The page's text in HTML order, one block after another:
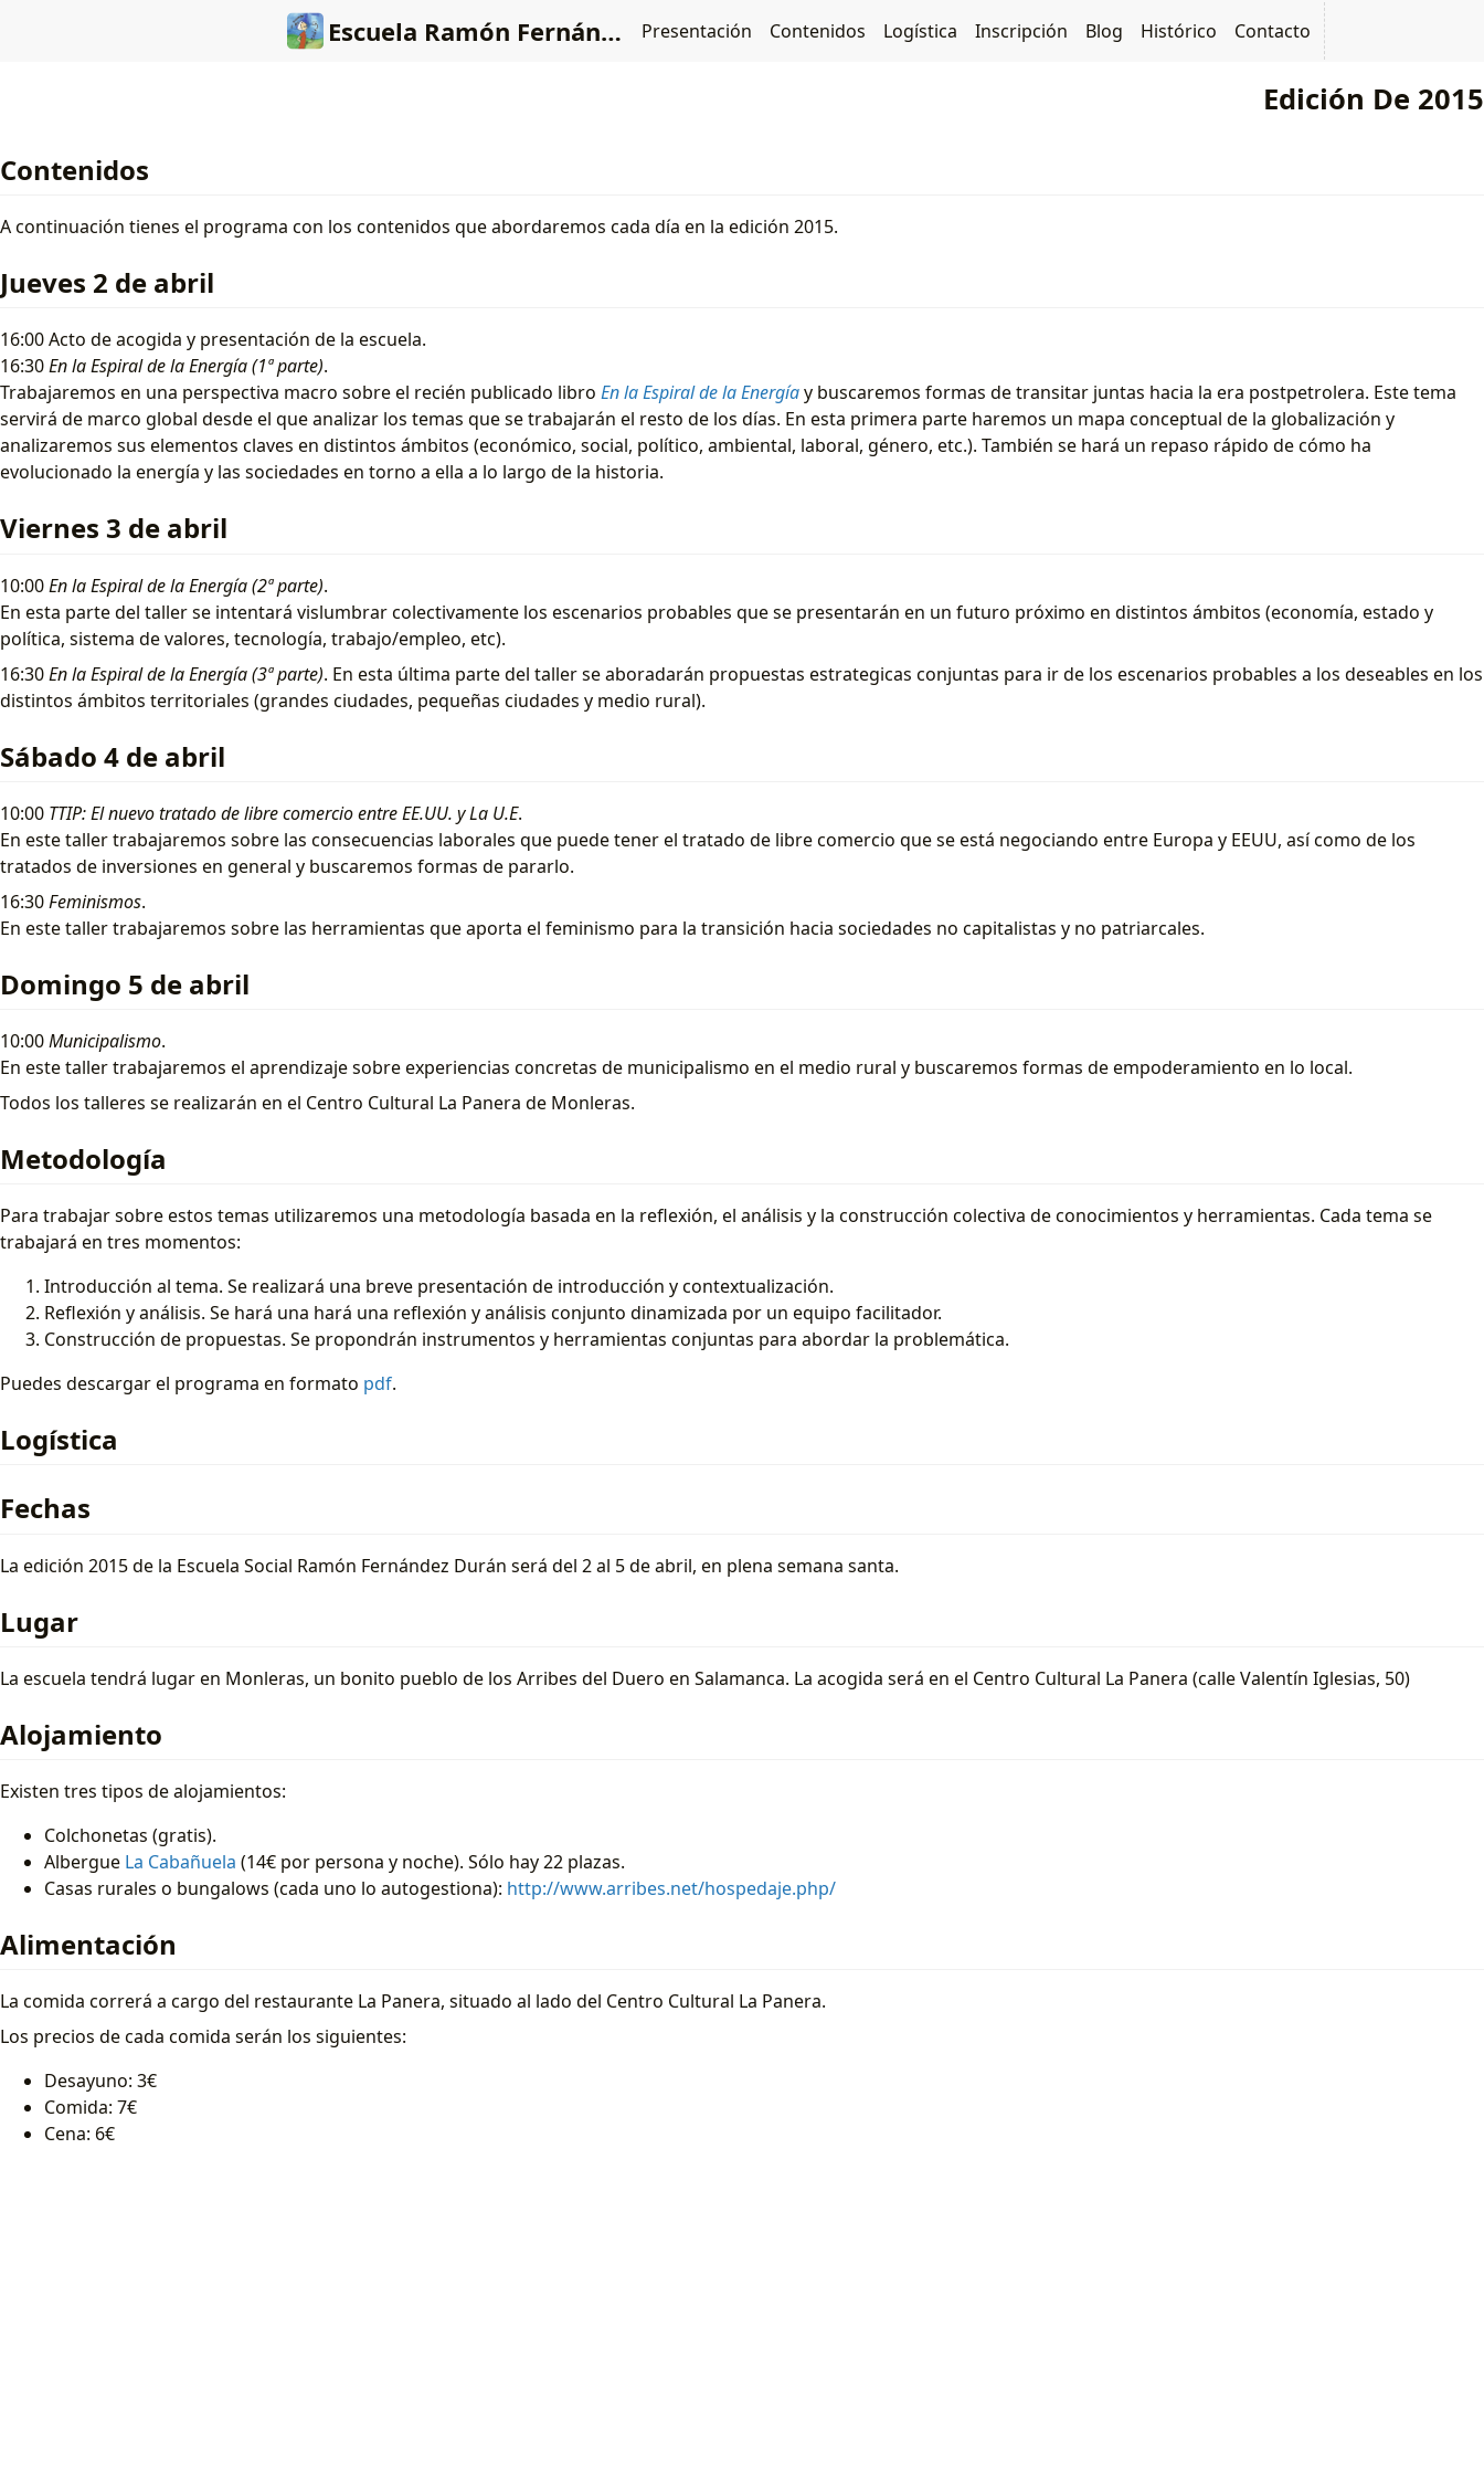
Escuela Ramón Fernández Durán Presentación Contenidos Logística Inscripción Blog Histórico Contacto
Edición De 2015
Contenidos
A continuación tienes el programa con los contenidos que abordaremos cada día en la edición 2015.
Jueves 2 de abril
16:00 Acto de acogida y presentación de la escuela.
16:30En la Espiral de la Energía (1ª parte).
Trabajaremos en una perspectiva macro sobre el recién publicado libro En la Espiral de la Energíay buscaremos formas de transitar juntas hacia la era postpetrolera. Este tema
servirá de marco global desde el que analizar los temas que se trabajarán el resto de los días. En esta primera parte haremos un mapa conceptual de la globalización y
analizaremos sus elementos claves en distintos ámbitos (económico, social, político, ambiental, laboral, género, etc.). También se hará un repaso rápido de cómo ha
evolucionado la energía y las sociedades en torno a ella a lo largo de la historia.
Viernes 3 de abril
10:00En la Espiral de la Energía (2ª parte).
En esta parte del taller se intentará vislumbrar colectivamente los escenarios probables que se presentarán en un futuro próximo en distintos ámbitos (economía, estado y
política, sistema de valores, tecnología, trabajo/empleo, etc).
16:30En la Espiral de la Energía (3ª parte). En esta última parte del taller se aboradarán propuestas estrategicas conjuntas para ir de los escenarios probables a los deseables en los
distintos ámbitos territoriales (grandes ciudades, pequeñas ciudades y medio rural).
Sábado 4 de abril
10:00 TTIP: El nuevo tratado de libre comercio entre EE.UU. y La U.E.
En este taller trabajaremos sobre las consecuencias laborales que puede tener el tratado de libre comercio que se está negociando entre Europa y EEUU, así como de los
tratados de inversiones en general y buscaremos formas de pararlo.
16:30Feminismos.
En este taller trabajaremos sobre las herramientas que aporta el feminismo para la transición hacia sociedades no capitalistas y no patriarcales.
Domingo 5 de abril
10:00Municipalismo.
En este taller trabajaremos el aprendizaje sobre experiencias concretas de municipalismo en el medio rural y buscaremos formas de empoderamiento en lo local.
Todos los talleres se realizarán en el Centro Cultural La Panera de Monleras.
Metodología
Para trabajar sobre estos temas utilizaremos una metodología basada en la reflexión, el análisis y la construcción colectiva de conocimientos y herramientas. Cada tema se
trabajará en tres momentos:
Introducción al tema. Se realizará una breve presentación de introducción y contextualización.
Reflexión y análisis. Se hará una hará una reflexión y análisis conjunto dinamizada por un equipo facilitador.
Construcción de propuestas. Se propondrán instrumentos y herramientas conjuntas para abordar la problemática.
Puedes descargar el programa en formato pdf.
Logística
Fechas
La edición 2015 de la Escuela Social Ramón Fernández Durán será del 2 al 5 de abril, en plena semana santa.
Lugar
La escuela tendrá lugar en Monleras, un bonito pueblo de los Arribes del Duero en Salamanca. La acogida será en el Centro Cultural La Panera (calle Valentín Iglesias, 50)
Alojamiento
Existen tres tipos de alojamientos:
Colchonetas (gratis).
Albergue La Cabañuela (14€ por persona y noche). Sólo hay 22 plazas.
Casas rurales o bungalows (cada uno lo autogestiona): http://www.arribes.net/hospedaje.php/
Alimentación
La comida correrá a cargo del restaurante La Panera, situado al lado del Centro Cultural La Panera.
Los precios de cada comida serán los siguientes:
Desayuno: 3€
Comida: 7€
Cena: 6€